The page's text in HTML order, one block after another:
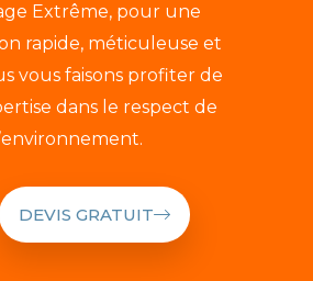
Extrême, pour une
rapide, méticuleuse et
vous faisons profiter de
dans le respect de
l’environnement.
DEVIS GRATUIT